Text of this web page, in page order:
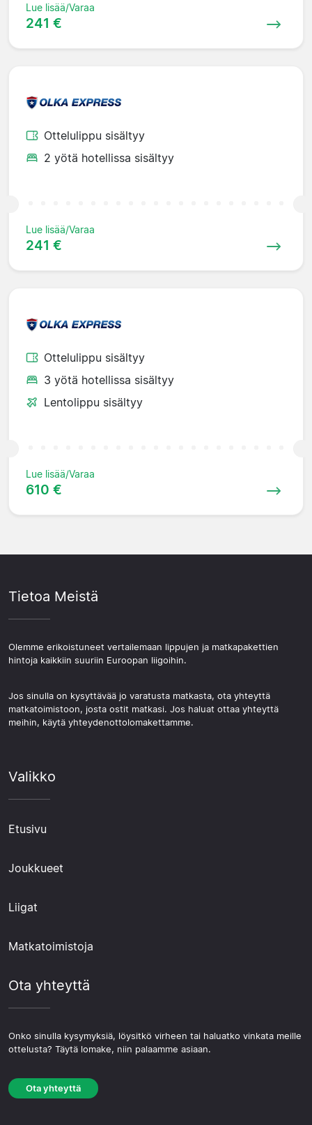
Lue lisää/Varaa
241 €
Ottelulippu sisältyy
2 yötä hotellissa sisältyy
Lue lisää/Varaa
241 €
Ottelulippu sisältyy
3 yötä hotellissa sisältyy
Lentolippu sisältyy
Lue lisää/Varaa
610 €
Tietoa Meistä
Olemme erikoistuneet vertailemaan lippujen ja matkapakettien
hintoja kaikkiin suuriin Euroopan liigoihin.
Jos sinulla on kysyttävää jo varatusta matkasta, ota yhteyttä
matkatoimistoon, josta ostit matkasi. Jos haluat ottaa yhteyttä
meihin, käytä yhteydenottolomakettamme.
Valikko
Etusivu
Joukkueet
Liigat
Matkatoimistoja
Ota yhteyttä
Onko sinulla kysymyksiä, löysitkö virheen tai haluatko vinkata meille
ottelusta? Täytä lomake, niin palaamme asiaan.
Ota yhteyttä